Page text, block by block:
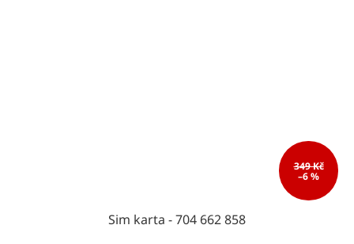
349 Kč
–6 %
Sim karta - 704 662 858